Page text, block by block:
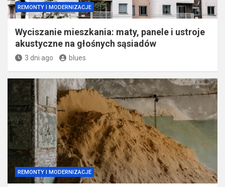
REMONTY I MODERNIZACJE
Wyciszanie mieszkania: maty, panele i ustroje
akustyczne na głośnych sąsiadów
3 dni ago blues
REMONTY I MODERNIZACJE